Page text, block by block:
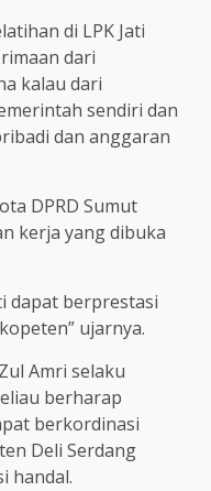
di LPK Jati
dari
kalau dari
sendiri dan
dan anggaran
DPRD Sumut
kerja yang dibuka
dapat berprestasi
ujarnya.
Amri selaku
berharap
berkordinasi
Deli Serdang
handal.